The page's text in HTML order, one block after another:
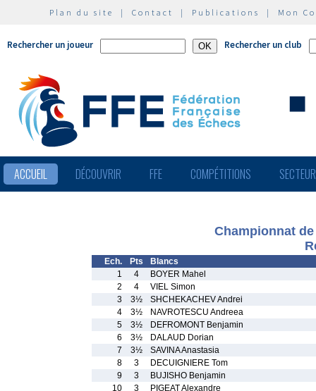
Plan du site | Contact | Publications | Mon
Rechercher un joueur Rechercher un club
ACCUEIL DÉCOUVRIR FFE COMPÉTITIONS
Championnat
Ech. Pts
Blancs
1
4
BOYER Mahel
2
4
VIEL Simon
3
3½
SHCHEKACHEV Andrei
4
3½
NAVROTESCU Andreea
5
3½
DEFROMONT Benjamin
6
3½
DALAUD Dorian
7
3½
SAVINA Anastasia
8
3
DECUIGNIERE Tom
9
3
BUJISHO Benjamin
10
3
PIGEAT Alexandre